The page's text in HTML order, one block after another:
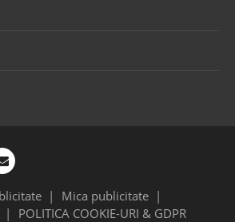
Mica publicitate
POLITICA COOKIE-URI & GDPR